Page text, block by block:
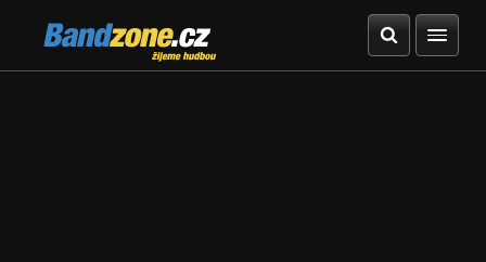
Bandzone.cz
žijeme hudbou